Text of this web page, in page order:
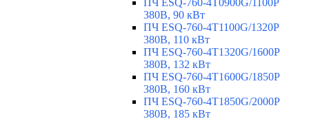
ПЧ ESQ-760-4T0900G/1100P
380В, 90 кВт
ПЧ ESQ-760-4T1100G/1320P
380В, 110 кВт
ПЧ ESQ-760-4T1320G/1600P
380В, 132 кВт
ПЧ ESQ-760-4T1600G/1850P
380В, 160 кВт
ПЧ ESQ-760-4T1850G/2000P
380В, 185 кВт